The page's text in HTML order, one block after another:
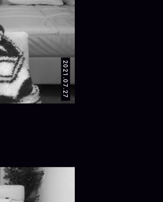
2021.07.27